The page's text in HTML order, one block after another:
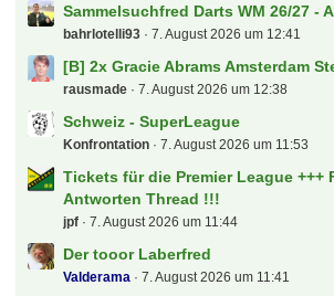
Sammelsuchfred Darts WM 26/27 -
bahrlotelli93 7. August 2026 um 12:41
[B] 2x Gracie Abrams Amsterdam
rausmade 7. August 2026 um 12:38
Schweiz - SuperLeague
Konfrontation 7. August 2026 um 11:53
Tickets für die Premier League +++
Antworten Thread !!!
jpf 7. August 2026 um 11:44
Der tooor Laberfred
Valderama 7. August 2026 um 11:41